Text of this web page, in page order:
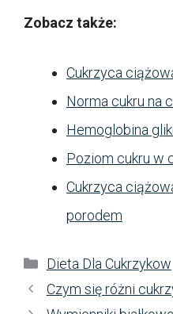
Zobacz także:
Cukrzyca
Norma cukru na
Hemoglobina
Poziom cukru w
Cukrzyca
porodem
Kategorie
Dieta Dla Cukrzykow
Czym się różni